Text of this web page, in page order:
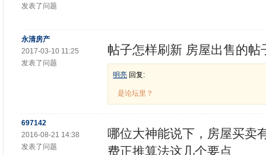
发表了问题
永清房产
2017-03-10 11:25
发表了问题
帖子怎样刷新 房屋出售的帖
明亮 回复:
是论坛里？
697142
2016-08-21 14:38
发表了问题
哪位大神能说下，房屋买卖
费正推算法这几个要点